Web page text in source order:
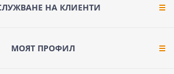
НА КЛИЕНТИ
МОЯТ ПРОФИЛ